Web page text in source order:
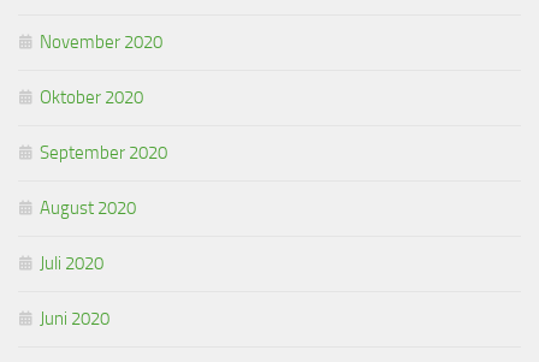
November 2020
Oktober 2020
September 2020
August 2020
Juli 2020
Juni 2020